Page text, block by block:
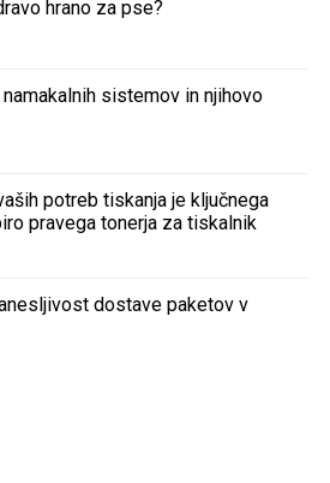
hrano za pse?
sistemov in njihovo
potreb tiskanja je ključnega
pravega tonerja za tiskalnik
dostave paketov v